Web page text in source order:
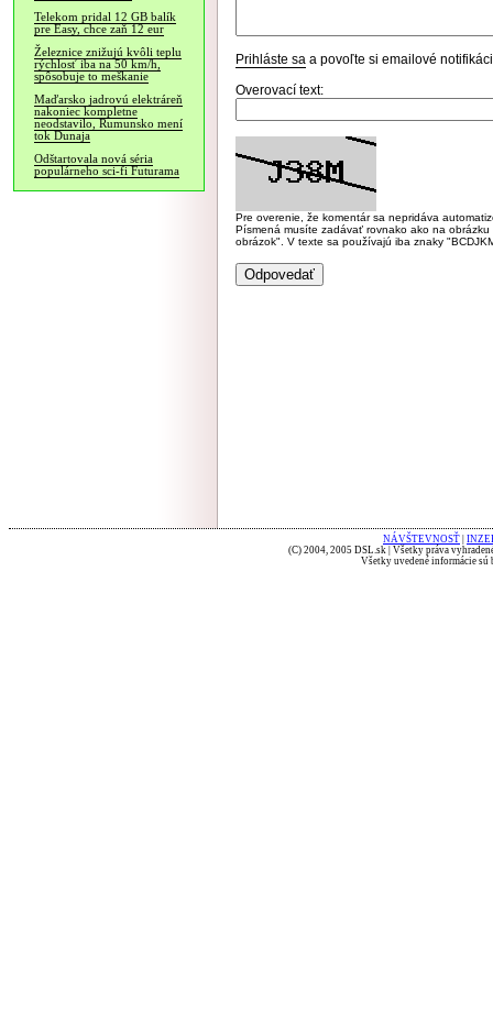
Telekom pridal 12 GB balík
pre Easy, chce zaň 12 eur
Železnice znižujú kvôli teplu
rýchlosť iba na 50 km/h,
spôsobuje to meškanie
Maďarsko jadrovú elektráreň
nakoniec kompletne
neodstavilo, Rumunsko mení
tok Dunaja
Odštartovala nová séria
populárneho sci-fi Futurama
Prihláste sa a povoľte si emailové
Overovací text:
Pre overenie, že komentár sa nepridáva
Písmená musíte zadávať rovnako ako na
obrázok". V texte sa používajú iba znaky
NÁVŠTEVNOSŤ
(C) 2004, 2005 DSL.sk | Všetky práva
Všetky uvedené informácie sú